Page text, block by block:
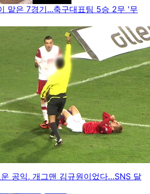
맡은 7경기...축구대표팀 5승 2무 '무
공익, 개그맨 김규원이었다…SNS 달